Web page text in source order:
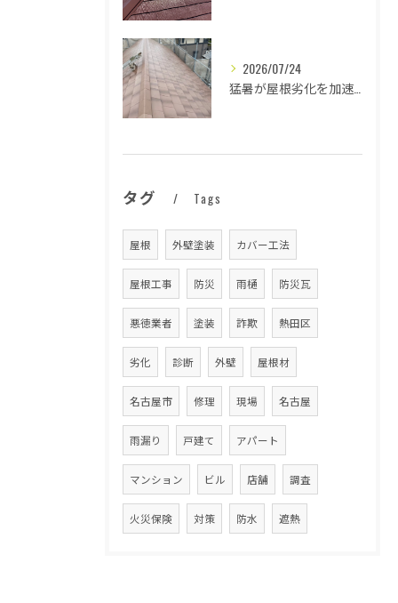
2026/07/24
タグ Tags
屋根 外壁塗装 カバー工法
屋根工事 防災 雨樋 防災瓦
悪徳業者 塗装 詐欺 熱田区
劣化 診断 外壁 屋根材
名古屋市 修理 現場 名古屋
雨漏り 戸建て アパート
マンション ビル 店舗 調査
火災保険 対策 防水 遮熱